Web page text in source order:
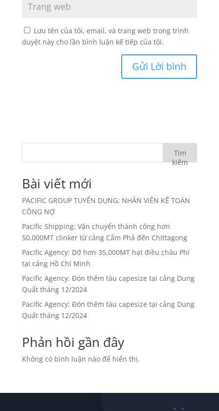
Lưu tên của tôi, email, và trang web trong trình
duyệt này cho lần bình luận kế tiếp của tôi.
Tìm
kiếm
Bài viết mới
PACIFIC GROUP TUYỂN DỤNG: NHÂN VIÊN KẾ TOÁN
CÔNG NỢ
Pacific Shipping: Vận chuyển thành công hơn
50,000MT clinker từ cảng Cẩm Phả đến Chittagong
Pacific Agency: Dỡ hơn 35,000MT hạt điều châu Phi
tại cảng Hồ Chí Minh
Pacific Agency: Đón thêm tàu capesize tại cảng Dung
Quất tháng 12/2024
Pacific Agency: Đón thêm tàu capesize tại cảng Dung
Quất tháng 12/2024
Phản hồi gần đây
Không có bình luận nào để hiển thị.